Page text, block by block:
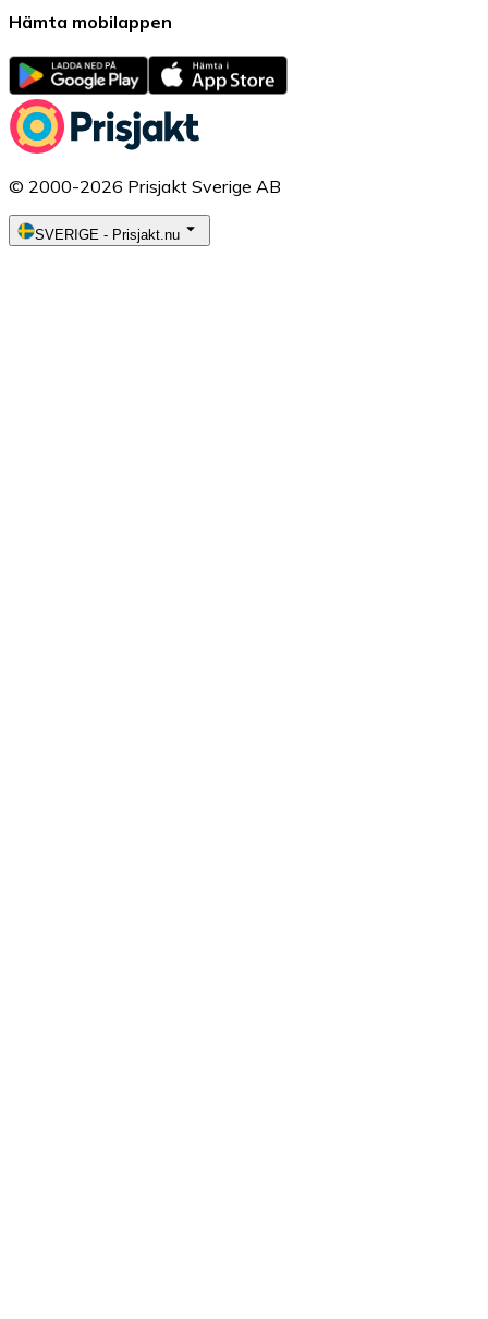
Hämta mobilappen
© 2000-2026 Prisjakt Sverige AB
SVERIGE - Prisjakt.nu